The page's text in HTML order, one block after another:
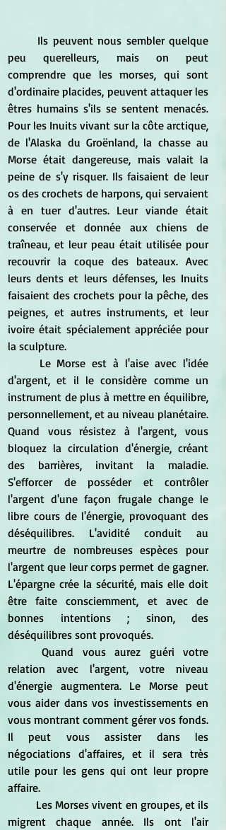
peu querelleurs, mais on peut
comprendre que les morses, qui sont
d'ordinaire placides, peuvent attaquer les
êtres humains s'ils se sentent menacés.
Pour les Inuits vivant sur la côte arctique,
de l'Alaska du Groënland, la chasse au
Morse était dangereuse, mais valait la
peine de s'y risquer. Ils faisaient de leur
os des crochets de harpons, qui servaient
à en tuer d'autres. Leur viande était
conservée et donnée aux chiens de
traîneau, et leur peau était utilisée pour
recouvrir la coque des bateaux. Avec
leurs dents et leurs défenses, les Inuits
faisaient des crochets pour la pêche, des
peignes, et autres instruments, et leur
ivoire était spécialement appréciée pour
la sculpture.
d'argent, et il le considère comme un
instrument de plus à mettre en équilibre,
personnellement, et au niveau planétaire.
Quand vous résistez à l'argent, vous
bloquez la circulation d'énergie, créant
des barrières, invitant la maladie.
S'efforcer de posséder et contrôler
l'argent d'une façon frugale change le
libre cours de l'énergie, provoquant des
déséquilibres. L'avidité conduit au
meurtre de nombreuses espèces pour
l'argent que leur corps permet de gagner.
L'épargne crée la sécurité, mais elle doit
être faite consciemment, et avec de
bonnes intentions ; sinon, des
déséquilibres sont provoqués.
	Quand vous aurez guéri votre
relation avec l'argent, votre niveau
d'énergie augmentera. Le Morse peut
vous aider dans vos investissements en
vous montrant comment gérer vos fonds.
Il peut vous assister dans les
négociations d'affaires, et il sera très
utile pour les gens qui ont leur propre
affaire.
migrent chaque année. Ils ont l'air